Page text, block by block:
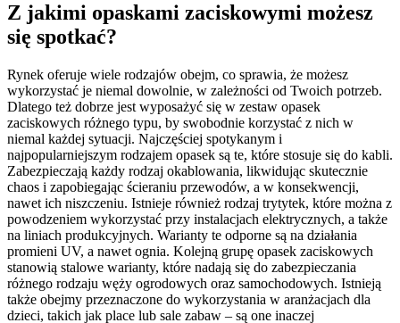
Z jakimi opaskami zaciskowymi możesz
się spotkać?
Rynek oferuje wiele rodzajów obejm, co sprawia, że możesz
wykorzystać je niemal dowolnie, w zależności od Twoich potrzeb.
Dlatego też dobrze jest wyposażyć się w zestaw opasek
zaciskowych różnego typu, by swobodnie korzystać z nich w
niemal każdej sytuacji. Najczęściej spotykanym i
najpopularniejszym rodzajem opasek są te, które stosuje się do kabli.
Zabezpieczają każdy rodzaj okablowania, likwidując skutecznie
chaos i zapobiegając ścieraniu przewodów, a w konsekwencji,
nawet ich niszczeniu. Istnieje również rodzaj trytytek, które można z
powodzeniem wykorzystać przy instalacjach elektrycznych, a także
na liniach produkcyjnych. Warianty te odporne są na działania
promieni UV, a nawet ognia. Kolejną grupę opasek zaciskowych
stanowią stalowe warianty, które nadają się do zabezpieczania
różnego rodzaju węży ogrodowych oraz samochodowych. Istnieją
także obejmy przeznaczone do wykorzystania w aranżacjach dla
dzieci, takich jak place lub sale zabaw – są one inaczej